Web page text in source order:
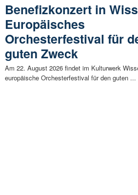
Benefizkonzert in
Europäisches
Orchesterfestival für
guten Zweck
Am 22. August 2026 findet im Kulturwerk
europäische Orchesterfestival für den guten ...